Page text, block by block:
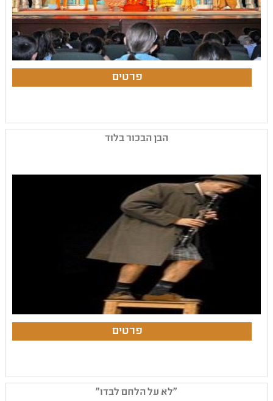
הבן הבכור בלוד
"לא על הלחם לבדו"